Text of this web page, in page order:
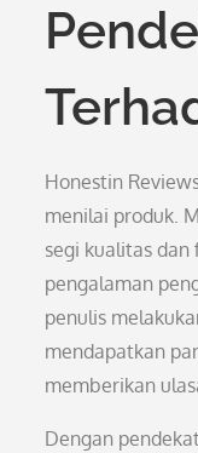
Honestin
menilai produk.
segi kualitas
pengalaman
penulis
mendapatkan
memberikan
Dengan